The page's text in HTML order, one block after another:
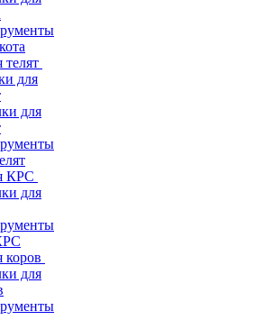
телят
для
для
КРС
для
коров
для